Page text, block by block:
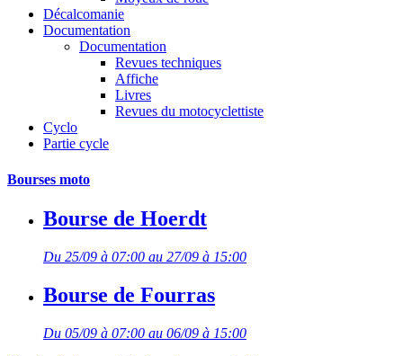
Décalcomanie
Documentation
Documentation
Revues techniques
Affiche
Livres
Revues du motocyclettiste
Cyclo
Partie cycle
Bourses moto
Bourse de Hoerdt
Du 25/09 à 07:00 au 27/09 à 15:00
Bourse de Fourras
Du 05/09 à 07:00 au 06/09 à 15:00